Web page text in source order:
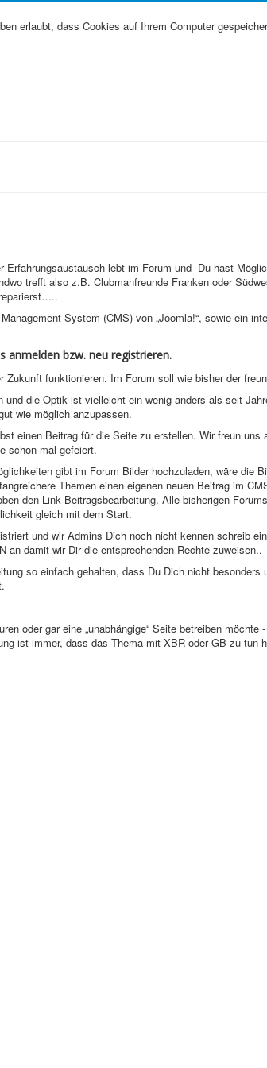
erlaubt, dass Cookies auf Ihrem Computer
lebt im Forum und Du hast
trefft also z.B. Clubmanfreunde Franken oder
System (CMS) von „Joomla!“, sowie ein
anmelden bzw. neu registrieren.
funktionieren. Im Forum soll wie bisher der
die Optik ist vielleicht ein wenig anders als seit
wie möglich anzupassen.
einen Beitrag für die Seite zu erstellen. Wir freun uns
schon mal gefeiert.
gibt im Forum Bilder hochzuladen, wäre die
Themen einen eigenen neuen Beitrag im
den Link Beitragsbearbeitung. Alle bisherigen
gleich mit dem Start.
und wir Admins Dich noch nicht kennen schreib
an damit wir Dir die entsprechenden Rechte zuweisen..
so einfach gehalten, dass Du Dich nicht besonders
oder gar eine „unabhängige“ Seite betreiben
ist immer, dass das Thema mit XBR oder GB zu tun